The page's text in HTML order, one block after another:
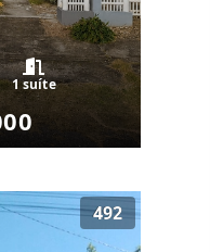
1 suíte
492